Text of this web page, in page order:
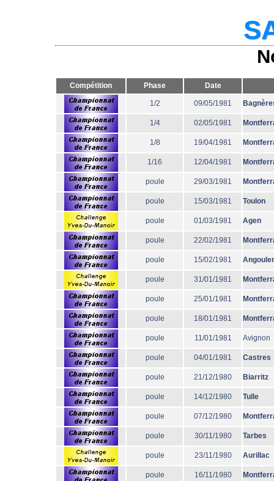
Compétition Phase Date
1/2 09/05/1981
1/4 02/05/1981
1/8 19/04/1981
1/16 12/04/1981
poule 29/03/1981
poule 15/03/1981 Toulon
poule 01/03/1981 Agen
poule 22/02/1981
poule 15/02/1981
poule 31/01/1981
poule 25/01/1981
poule 18/01/1981
poule 11/01/1981 Avignon
poule 04/01/1981 Castres
poule 21/12/1980 Biarritz
poule 14/12/1980 Tulle
poule 07/12/1980
poule 30/11/1980 Tarbes
poule 23/11/1980 Aurillac
poule 16/11/1980